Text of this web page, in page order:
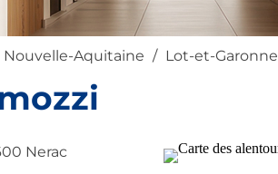
Nouvelle-Aquitaine Lot-et-Garonne
Nerac